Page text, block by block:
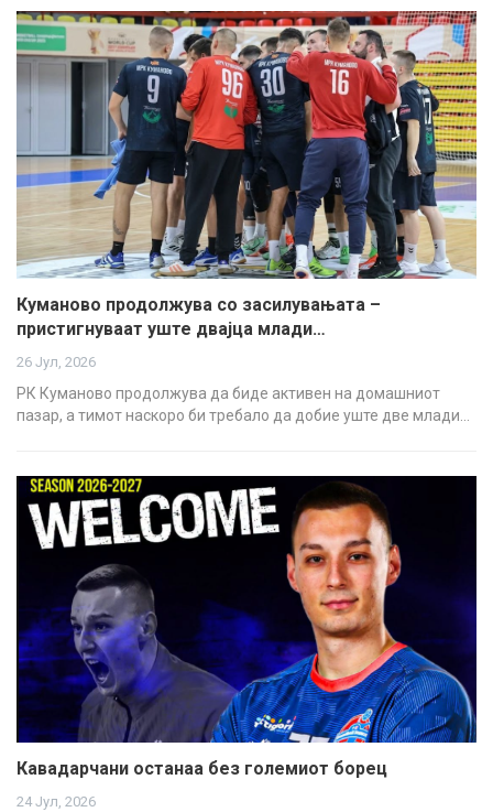
Куманово продолжува со засилувањата –
пристигнуваат уште двајца млади…
26 Јул, 2026
РК Куманово продолжува да биде активен на домашниот
пазар, а тимот наскоро би требало да добие уште две млади…
Кавадарчани останаа без големиот борец
24 Јул, 2026